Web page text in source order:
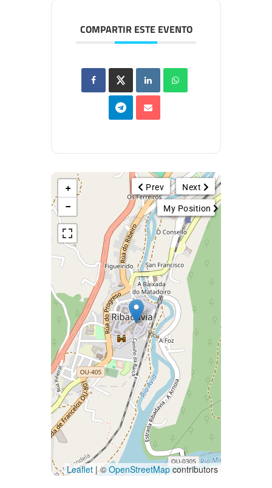
COMPARTIR ESTE EVENTO
Next
Prev
My Position
+
−
Leaflet | © OpenStreetMap contributors